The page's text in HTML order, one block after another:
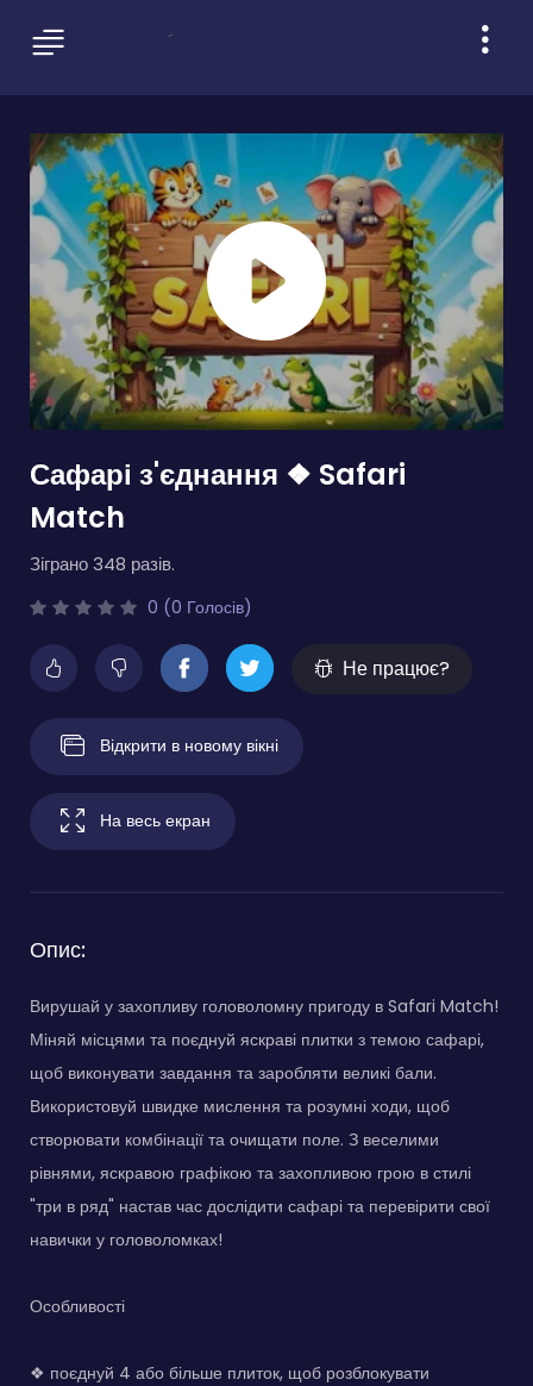
Сафарі з'єднання ❖ Safari
Match
Зіграно 348 разів.
0 (0 Голосів)
Не працює?
Відкрити в новому вікні
На весь екран
Опис:
Вирушай у захопливу головоломну пригоду в Safari Match!
Міняй місцями та поєднуй яскраві плитки з темою сафарі,
щоб виконувати завдання та заробляти великі бали.
Використовуй швидке мислення та розумні ходи, щоб
створювати комбінації та очищати поле. З веселими
рівнями, яскравою графікою та захопливою грою в стилі
"три в ряд" настав час дослідити сафарі та перевірити свої
навички у головоломках!
Особливості
❖ поєднуй 4 або більше плиток, щоб розблокувати